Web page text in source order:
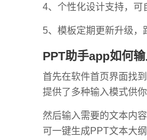
4、个性化设计支持，可
5、模板定期更新升级，
PPT助手app如何
首先在软件首页界面找
提供了多种输入模式供
然后输入需要的文本内
可一键生成PPT文本大